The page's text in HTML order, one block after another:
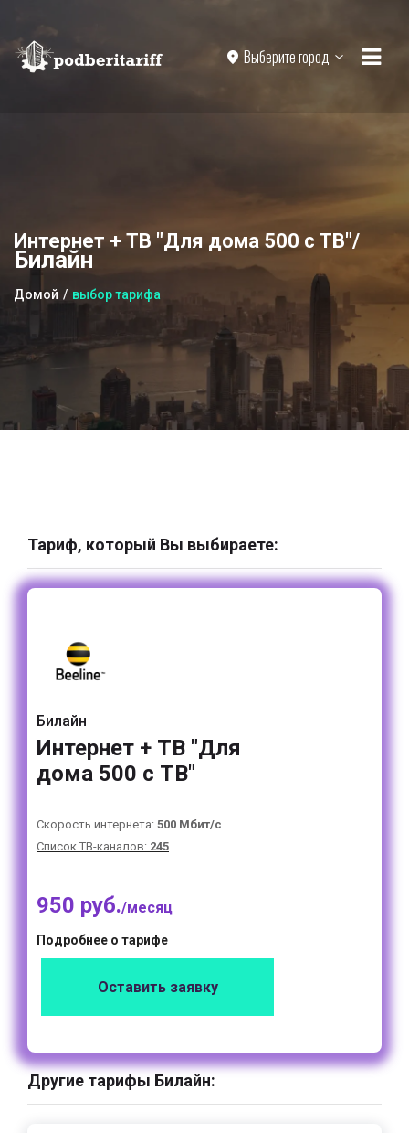
Выберите город
Интернет + ТВ "Для дома 500 с ТВ"/
Билайн
Домой выбор тарифа
Тариф, который Вы выбираете:
Билайн
Интернет + ТВ "Для
дома 500 с ТВ"
Скорость интернета: 500 Мбит/с
Список ТВ-каналов: 245
950 руб./месяц
Подробнее о тарифе
Оставить заявку
Другие тарифы Билайн: